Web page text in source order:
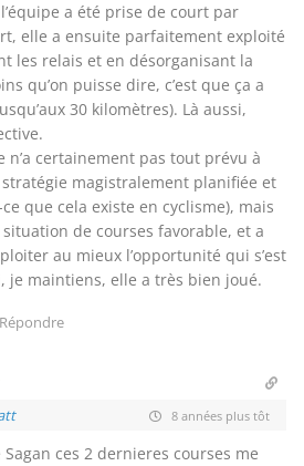
a été prise de court par
elle a ensuite parfaitement exploité
les relais et en désorganisant la
qu’on puisse dire, c’est que ça a
30 kilomètres). Là aussi,
n’a certainement pas tout prévu à
stratégie magistralement planifiée et
que cela existe en cyclisme), mais
de courses favorable, et a
au mieux l’opportunité qui s’est
je maintiens, elle a très bien joué.
Répondre
8 années plus tôt
ces 2 dernieres courses me